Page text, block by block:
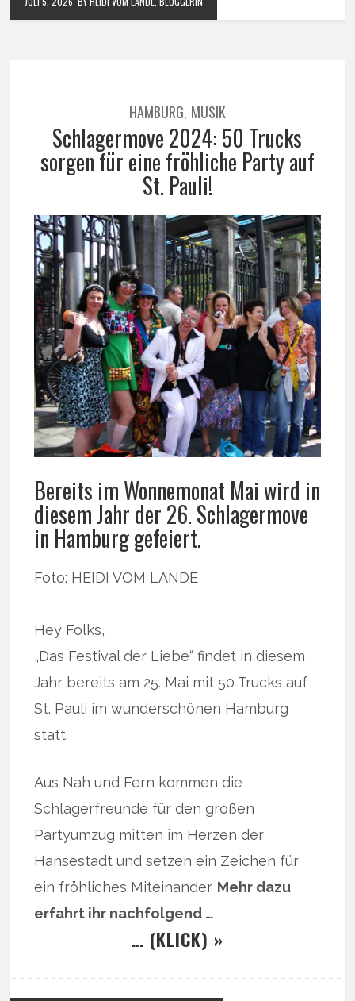
HAMBURG, MUSIK
Schlagermove 2024: 50 Trucks
sorgen für eine fröhliche Party auf
St. Pauli!
Bereits im Wonnemonat Mai wird in
diesem Jahr der 26. Schlagermove
in Hamburg gefeiert.
Foto: HEIDI VOM LANDE
Hey Folks,
„Das Festival der Liebe“ findet in diesem
Jahr bereits am 25. Mai mit 50 Trucks auf
St. Pauli im wunderschönen Hamburg
statt.
Aus Nah und Fern kommen die
Schlagerfreunde für den großen
Partyumzug mitten im Herzen der
Hansestadt und setzen ein Zeichen für
ein fröhliches Miteinander. Mehr dazu
erfahrt ihr nachfolgend …
… (KLICK) »